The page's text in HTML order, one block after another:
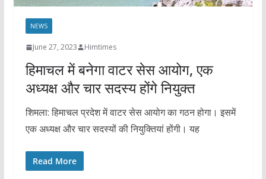
NEWS
June 27, 2023 Himtimes
हिमाचल में बनेगा वाटर सेस आयोग, एक
अध्यक्ष और चार सदस्य होंगे नियुक्त
शिमला: हिमाचल प्रदेश में वाटर सेस आयोग का गठन होगा। इसमें
एक अध्यक्ष और चार सदस्यों की नियुक्तियां होंगी। यह
Read More